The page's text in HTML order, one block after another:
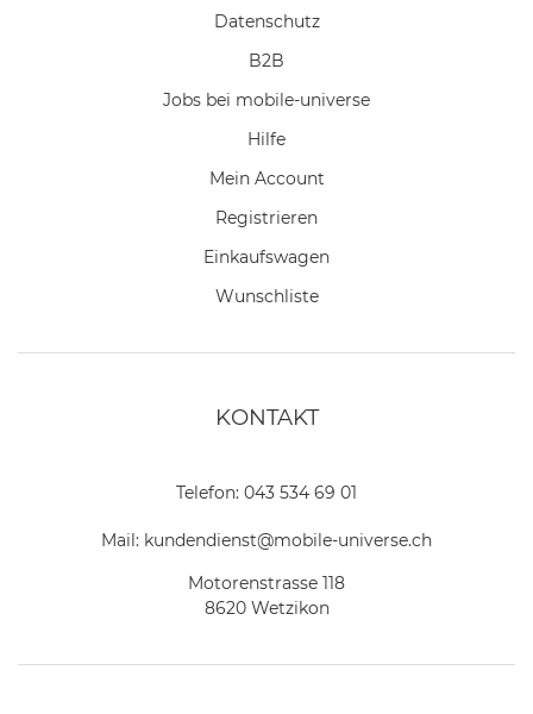
Datenschutz
B2B
Jobs bei mobile-universe
Hilfe
Mein Account
Registrieren
Einkaufswagen
Wunschliste
KONTAKT
Telefon: 043 534 69 01
Mail: kundendienst@mobile-universe.ch
Motorenstrasse 118
8620 Wetzikon